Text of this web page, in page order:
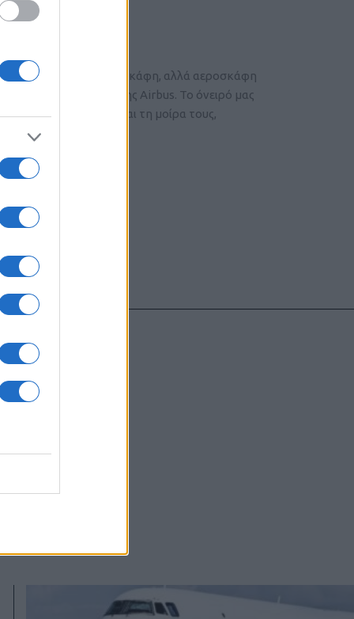
επιβατικά αεροσκάφη, αλλά αεροσκάφη
της Boeing και της Airbus. Το όνειρό μας
δεν αποδέχονται τη μοίρα τους,